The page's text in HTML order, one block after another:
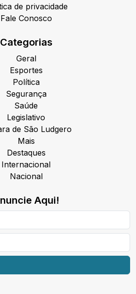
de privacidade
Fale Conosco
Categorias
Geral
Esportes
Política
Segurança
Saúde
Legislativo
de São Ludgero
Mais
Destaques
Internacional
Nacional
Aqui!